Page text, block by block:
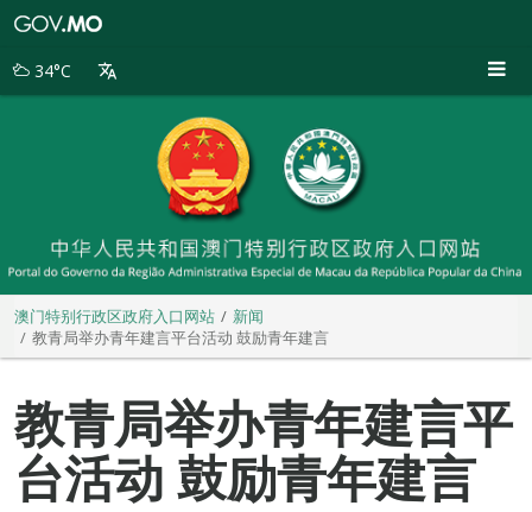
别
34°C
澳门特别行政区政府入口网站
新闻
教青局举办青年建言平台活动 鼓励青年建言
教青局举办青年建言平
台活动 鼓励青年建言